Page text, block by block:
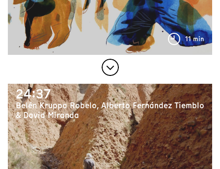
11 min
24:37
Belén Kruppa Robelo, Alberto Fernández Tiemblo
& David Miranda